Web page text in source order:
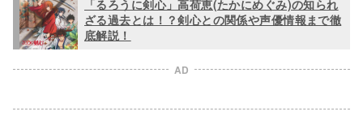
「るろうに剣心」高荷恵(たかにめぐみ)の知られ
ざる過去とは！？剣心との関係や声優情報まで徹
底解説！
AD